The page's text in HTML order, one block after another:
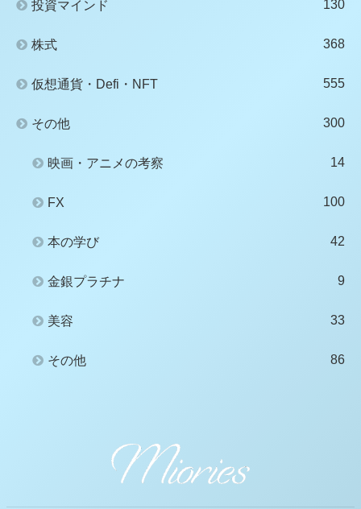
投資マインド 130
株式 368
仮想通貨・Defi・NFT 555
その他 300
映画・アニメの考察 14
FX 100
本の学び 42
金銀プラチナ 9
美容 33
その他 86